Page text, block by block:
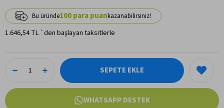
100
1.646,54 TL `den başlayan taksitlerle
WHATSAPP DESTEK